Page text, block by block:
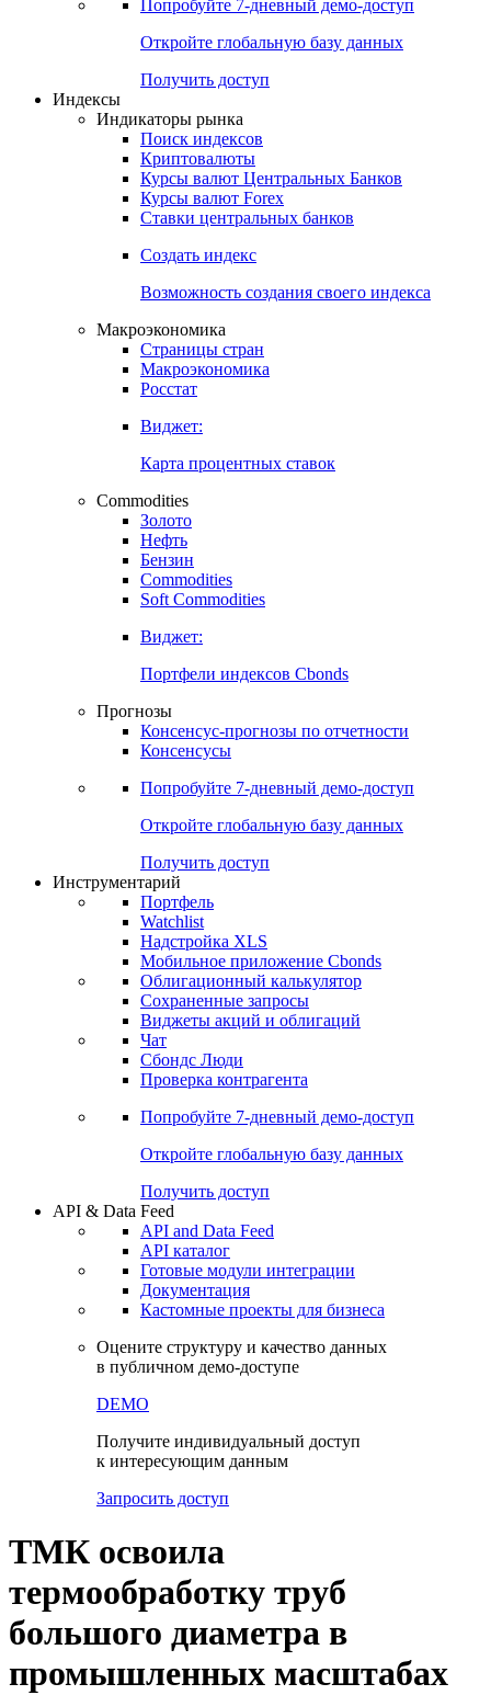
Попробуйте 7-дневный демо-доступ
Откройте глобальную базу данных
Получить доступ
Индексы
Индикаторы рынка
Поиск индексов
Криптовалюты
Курсы валют Центральных Банков
Курсы валют Forex
Ставки центральных банков
Создать индекс
Возможность создания своего индекса
Макроэкономика
Страницы стран
Макроэкономика
Росстат
Виджет:
Карта процентных ставок
Commodities
Золото
Нефть
Бензин
Commodities
Soft Commodities
Виджет:
Портфели индексов Cbonds
Прогнозы
Консенсус-прогнозы по отчетности
Консенсусы
Попробуйте 7-дневный демо-доступ
Откройте глобальную базу данных
Получить доступ
Инструментарий
Портфель
Watchlist
Надстройка XLS
Мобильное приложение Cbonds
Облигационный калькулятор
Сохраненные запросы
Виджеты акций и облигаций
Чат
Сбондс Люди
Проверка контрагента
Попробуйте 7-дневный демо-доступ
Откройте глобальную базу данных
Получить доступ
API & Data Feed
API and Data Feed
API каталог
Готовые модули интеграции
Документация
Кастомные проекты для бизнеса
Оцените структуру и качество данных
в публичном демо-доступе
DEMO
Получите индивидуальный доступ
к интересующим данным
Запросить доступ
ТМК освоила
термообработку труб
большого диаметра в
промышленных масштабах